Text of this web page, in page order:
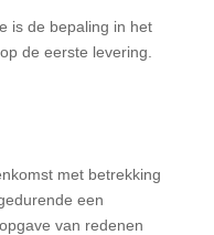
is de bepaling in het
de eerste levering.
met betrekking
een
van redenen